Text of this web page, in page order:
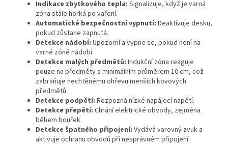
Indikace zbytkového tepla: Signalizuje, když je varná
zóna stále horká po vaření.
Automatické bezpečnostní vypnutí: Deaktivuje desku,
pokud zůstane zapnutá.
Detekce nádobí: Upozorní a vypne se, pokud není na
varné zóně nádobí.
Detekce malých předmětů: Indukční zóna reaguje
pouze na předměty s minimálním průměrem 10 cm, což
zabraňuje nechtěnému ohřevu menších kovových
předmětů.
Detekce podpětí: Rozpozná nízké napájecí napětí.
Detekce přepětí: Chrání elektrické obvody, zejména
během bouřek.
Detekce špatného připojení: Vydává varovný zvuk a
aktivuje ochranu obvodů při nesprávném připojení.